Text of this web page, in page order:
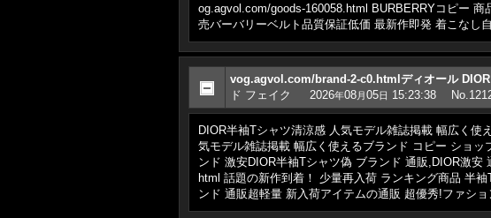
og.agvol.com/goods-160058.html BURBERRYコピー
売バーバリーベルト品質保証低価 最新作即発 着こなし
vog.agvol.com/brand-2-c0.htmlディオール DIOR
ド フェイク
2026年08月05日 15:23:38
DIOR半袖Tシャツ清涼感 人気モデル雑誌掲載 幅広く
気モデル雑誌掲載 幅広く使えるブランド コピー ショ
ンド 激安DIOR半袖Tシャツ偽 ブランド 通販,DIOR激
html 話題の新作到着！ 少量再入荷 ランキング商品 半
ンド 通販超軽量 新入荷アイテムの通販 超優秀!ファシ